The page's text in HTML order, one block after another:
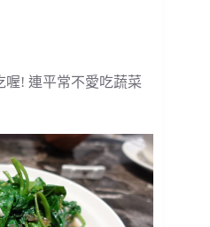
喔! 連平常不愛吃蔬菜